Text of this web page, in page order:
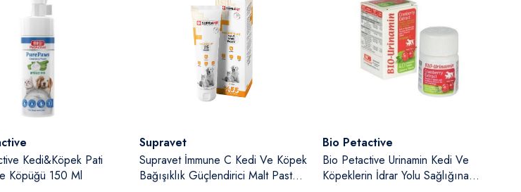
Kedi&Köpek Pati
Köpüğü 150 Ml
Satıcı:
Supravet
Supravet İmmune C Kedi Ve Köpek
Bağışıklık Güçlendirici Malt Paste
Satıcı:
Bio Petactive
Bio Petactive Urinamin Kedi Ve
Köpeklerin İdrar Yolu Sağlığına